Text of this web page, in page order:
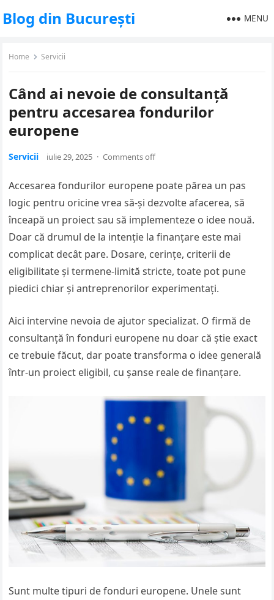
Blog din București MENU
Home Servicii
Când ai nevoie de consultanță
pentru accesarea fondurilor
europene
Servicii iulie 29, 2025 · Comments off
Accesarea fondurilor europene poate părea un pas
logic pentru oricine vrea să-și dezvolte afacerea, să
înceapă un proiect sau să implementeze o idee nouă.
Doar că drumul de la intenție la finanțare este mai
complicat decât pare. Dosare, cerințe, criterii de
eligibilitate și termene-limită stricte, toate pot pune
piedici chiar și antreprenorilor experimentați.
Aici intervine nevoia de ajutor specializat. O firmă de
consultanță în fonduri europene nu doar că știe exact
ce trebuie făcut, dar poate transforma o idee generală
într-un proiect eligibil, cu șanse reale de finanțare.
Sunt multe tipuri de fonduri europene. Unele sunt